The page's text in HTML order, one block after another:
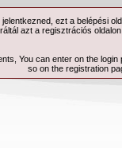
ezt a belépési
azt a regisztrációs
You can enter on the login
so on the registration